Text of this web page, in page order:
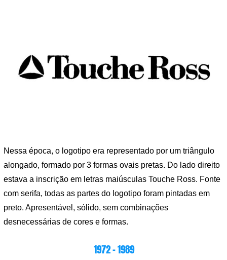
Nessa época, o logotipo era representado por um triângulo
alongado, formado por 3 formas ovais pretas. Do lado direito
estava a inscrição em letras maiúsculas Touche Ross. Fonte
com serifa, todas as partes do logotipo foram pintadas em
preto. Apresentável, sólido, sem combinações
desnecessárias de cores e formas.
1972 – 1989